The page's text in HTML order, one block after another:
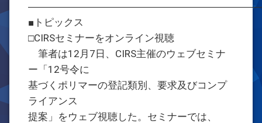
■トピックス
□CIRSセミナーをオンライン視聴
筆者は12月7日、CIRS主催のウェブセミナ
ー「12号令に
基づくポリマーの登記類別、要求及びコンプ
ライアンス
提案」をウェブ視聴した。セミナーでは、